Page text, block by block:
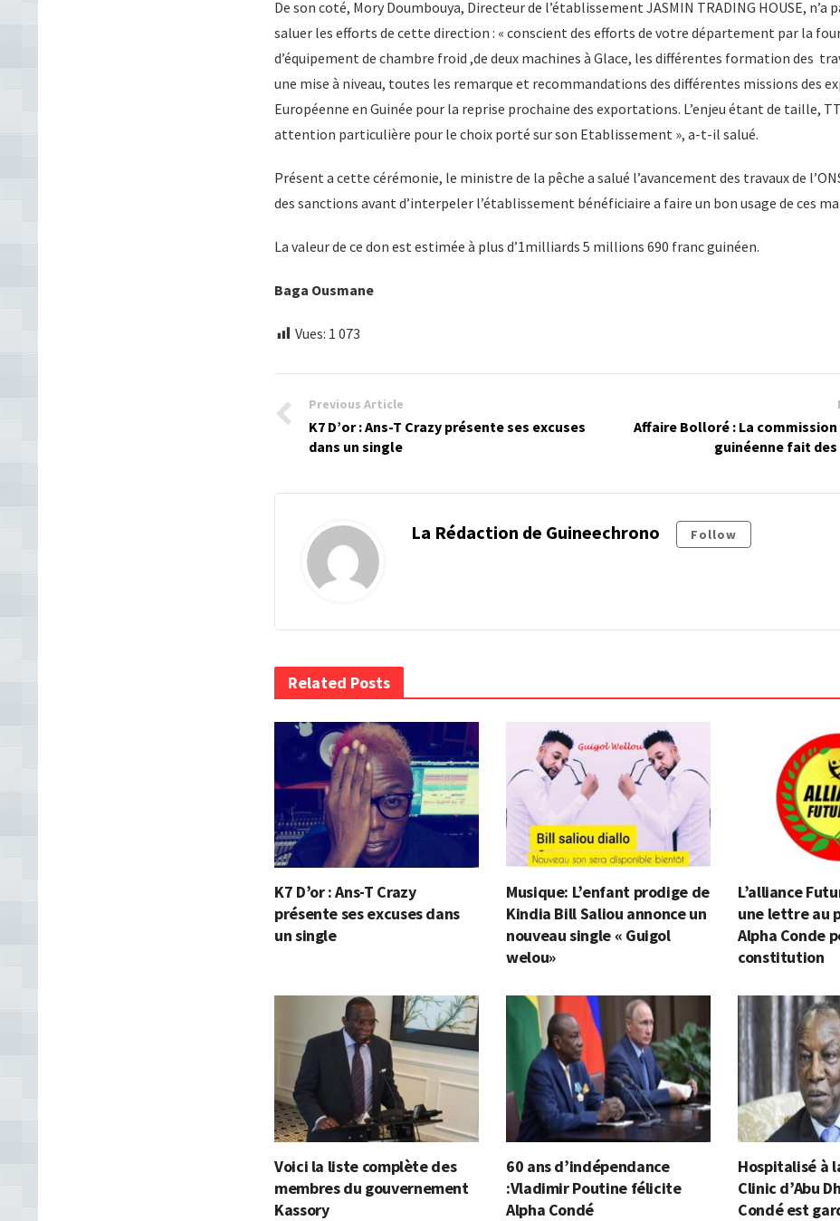
De son coté, Mory Doumbouya, Directeur de l’établissement JASMIN TRADING HOUSE, n’a
saluer les efforts de cette direction : « conscient des efforts de votre département par la
d’équipement de chambre froid ,de deux machines à Glace, les différentes formation des
une mise à niveau, toutes les remarque et recommandations des différentes missions des
Européenne en Guinée pour la reprise prochaine des exportations. L’enjeu étant de taille,
attention particulière pour le choix porté sur son Etablissement », a-t-il salué.
Présent a cette cérémonie, le ministre de la pêche a salué l’avancement des travaux de
des sanctions avant d’interpeler l’établissement bénéficiaire a faire un bon usage de ces
La valeur de ce don est estimée à plus d’1milliards 5 millions 690 franc guinéen.
Baga Ousmane
Vues: 1 073
Previous Article
K7 D’or : Ans-T Crazy présente ses excuses
dans un single
Affaire Bolloré : La commission
guinéenne fait
La Rédaction de Guineechrono Follow
Related Posts
K7 D’or : Ans-T Crazy
présente ses excuses dans
un single
Musique: L’enfant prodige de
Kindia Bill Saliou annonce un
nouveau single « Guigol
welou»
L’alliance
une lettre au
Alpha Conde
constitution
Voici la liste complète des
membres du gouvernement
Kassory
60 ans d’indépendance
:Vladimir Poutine félicite
Alpha Condé
Hospitalisé à
Clinic d’Abu
Condé est